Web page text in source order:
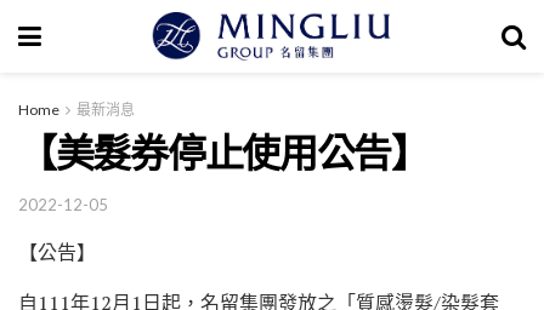
Home 最新消息
【美髮券停止使用公告】
2022-12-05
【公告】
自111年12月1日起，名留集團發放之「質感燙髮/染髮套